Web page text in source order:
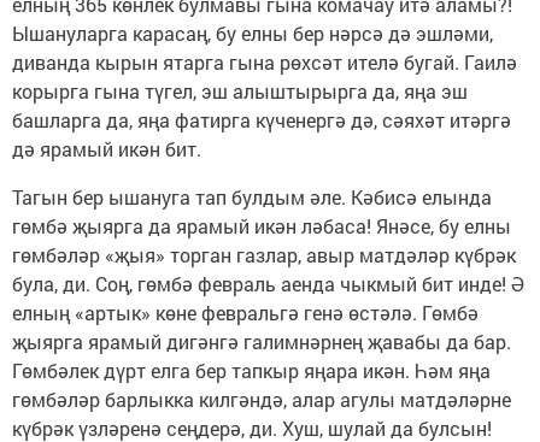
Ышануларга карасаң, бу елны бер нәрсә дә эшләми,
диванда кырын ятарга гына рөхсәт ителә бугай. Гаилә
корырга гына түгел, эш алыштырырга да, яңа эш
башларга да, яңа фатирга күченергә дә, сәяхәт итәргә
дә ярамый икән бит.
Тагын бер ышануга тап булдым әле. Кәбисә елында
гөмбә җыярга да ярамый икән ләбаса! Янәсе, бу елны
гөмбәләр «җыя» торган газлар, авыр матдәләр күбрәк
була, ди. Соң, гөмбә февраль аенда чыкмый бит инде! Ә
елның «артык» көне февральгә генә өстәлә. Гөмбә
җыярга ярамый дигәнгә галимнәрнең җавабы да бар.
Гөмбәлек дүрт елга бер тапкыр яңара икән. Һәм яңа
гөмбәләр барлыкка килгәндә, алар агулы матдәләрне
күбрәк үзләренә сеңдерә, ди. Хуш, шулай да булсын!